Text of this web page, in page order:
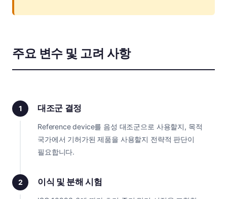
주요 변수 및 고려 사항
1 대조군 결정
Reference device를 음성 대조군으로 사용할지, 목적
국가에서 기허가된 제품을 사용할지 전략적 판단이
필요합니다.
2 이식 및 분해 시험